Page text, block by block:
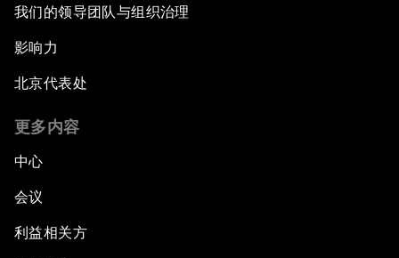
我们的领导团队与组织治理
影响力
北京代表处
更多内容
中心
会议
利益相关方